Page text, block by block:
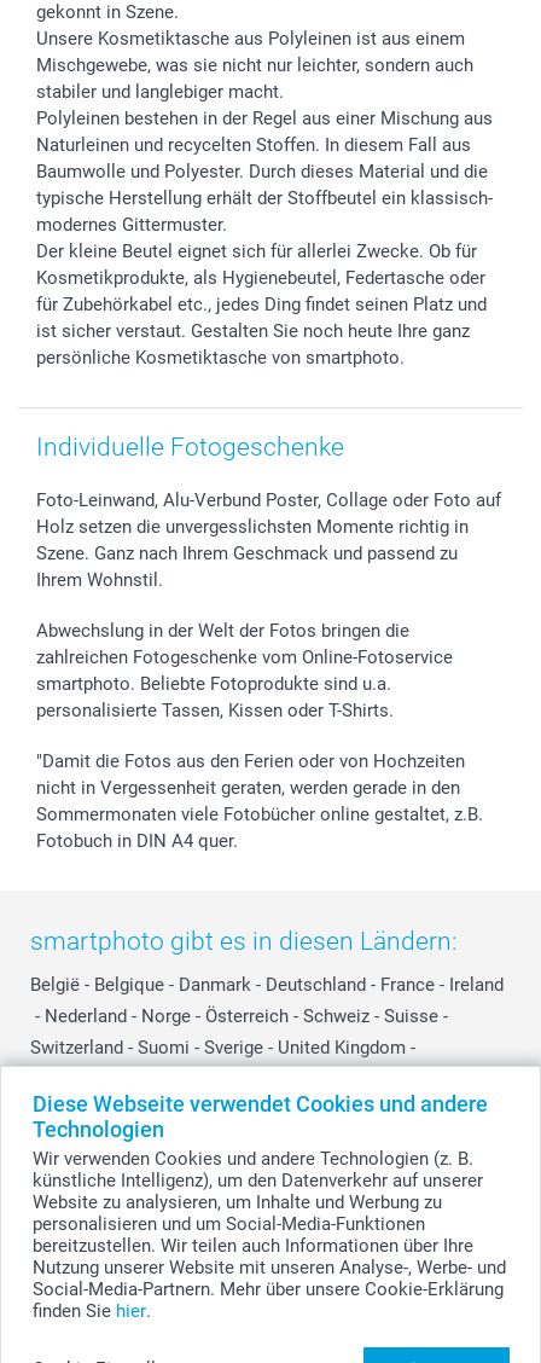
Diese Webseite verwendet Cookies und andere
Technologien
Wir verwenden Cookies und andere Technologien (z. B.
künstliche Intelligenz), um den Datenverkehr auf unserer
Website zu analysieren, um Inhalte und Werbung zu
personalisieren und um Social-Media-Funktionen
bereitzustellen. Wir teilen auch Informationen über Ihre
Nutzung unserer Website mit unseren Analyse-, Werbe- und
Social-Media-Partnern. Mehr über unsere Cookie-Erklärung
finden Sie hier.
Reissverschlusstasche aus Leinen gestalten
Widerrufsrecht
Zu allen Anlässen
Status der Bestellung
smartfriends
smartgarantie
smartbonus
gekonnt in Szene.
Unsere Kosmetiktasche aus Polyleinen ist aus einem
Mischgewebe, was sie nicht nur leichter, sondern auch
stabiler und langlebiger macht.
Polyleinen bestehen in der Regel aus einer Mischung aus
Naturleinen und recycelten Stoffen. In diesem Fall aus
Baumwolle und Polyester. Durch dieses Material und die
typische Herstellung erhält der Stoffbeutel ein klassisch-
modernes Gittermuster.
Der kleine Beutel eignet sich für allerlei Zwecke. Ob für
Kosmetikprodukte, als Hygienebeutel, Federtasche oder
für Zubehörkabel etc., jedes Ding findet seinen Platz und
ist sicher verstaut. Gestalten Sie noch heute Ihre ganz
persönliche Kosmetiktasche von smartphoto.
Individuelle Fotogeschenke
Foto-Leinwand, Alu-Verbund Poster, Collage oder Foto auf
Holz setzen die unvergesslichsten Momente richtig in
Szene. Ganz nach Ihrem Geschmack und passend zu
Ihrem Wohnstil.
Abwechslung in der Welt der Fotos bringen die
zahlreichen Fotogeschenke vom Online-Fotoservice
smartphoto. Beliebte Fotoprodukte sind u.a.
personalisierte Tassen, Kissen oder T-Shirts.
"Damit die Fotos aus den Ferien oder von Hochzeiten
nicht in Vergessenheit geraten, werden gerade in den
Sommermonaten viele Fotobücher online gestaltet, z.B.
Fotobuch in DIN A4 quer.
smartphoto gibt es in diesen Ländern:
België - Belgique - Danmark - Deutschland - France - Ireland
- Nederland - Norge - Österreich - Schweiz - Suisse -
Switzerland - Suomi - Sverige - United Kingdom -
Other Countries
© smartphoto Group. Alle Rechte vorbehalten.
Alle Preise verstehen sich in EURO (€) inkl. MwSt. und zzgl. Versandkosten.